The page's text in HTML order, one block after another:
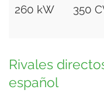
260 kW 350
Rivales
español